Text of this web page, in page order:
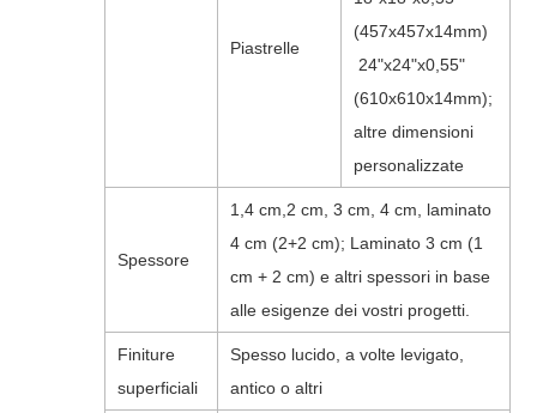
Piastrelle
(457x457x14mm)
24"x24"x0,55"
(610x610x14mm);
altre dimensioni
personalizzate
Spessore
1,4 cm,2 cm, 3 cm, 4 cm, laminato
4 cm (2+2 cm); Laminato 3 cm (1
cm + 2 cm) e altri spessori in base
alle esigenze dei vostri progetti.
Finiture
superficiali
Spesso lucido, a volte levigato,
antico o altri